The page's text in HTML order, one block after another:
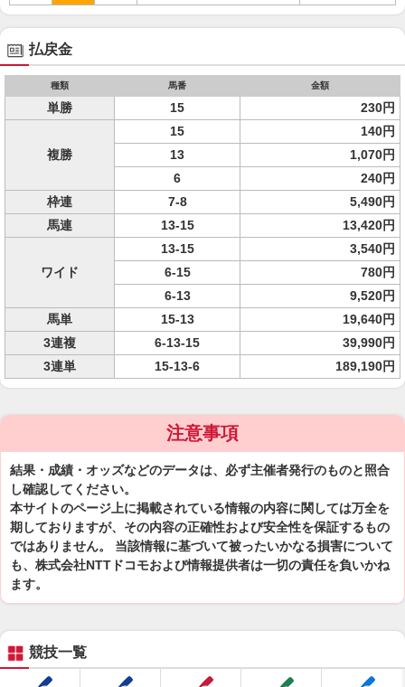
払戻金
種類 馬番 金額
単勝 15 230円
複勝
15
140円
13
1,070円
6
240円
枠連
7-8
5,490円
馬連
13-15 13,420円
ワイド
13-15
3,540円
6-15
780円
6-13
9,520円
馬単
15-13
19,640円
3連複
6-13-15
39,990円
3連単
15-13-6 189,190円
注意事項
結果・成績・オッズなどのデータは、必ず主催者発行のものと照合
し確認してください。
本サイトのページ上に掲載されている情報の内容に関しては万全を
期しておりますが、その内容の正確性および安全性を保証するもの
ではありません。 当該情報に基づいて被ったいかなる損害について
も、株式会社NTTドコモおよび情報提供者は一切の責任を負いかね
ます。
競技一覧